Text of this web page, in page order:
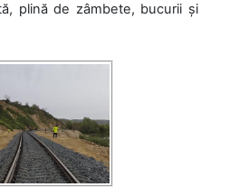
plină de zâmbete, bucurii și